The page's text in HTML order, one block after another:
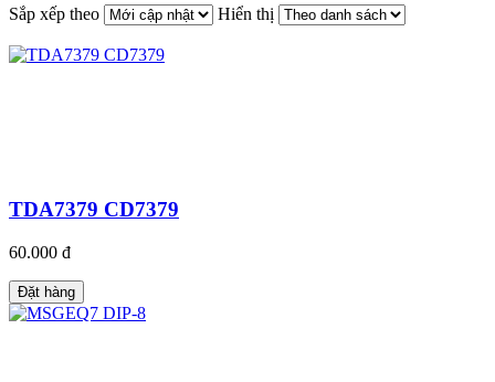
Sắp xếp theo Hiển thị
TDA7379 CD7379
60.000 đ
Đặt hàng